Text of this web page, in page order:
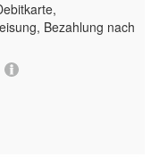
Bezahlung nach